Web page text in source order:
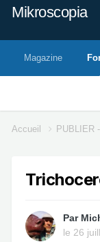
Mikroscopia
Magazine
Accueil PUBLIER
Par
le 26